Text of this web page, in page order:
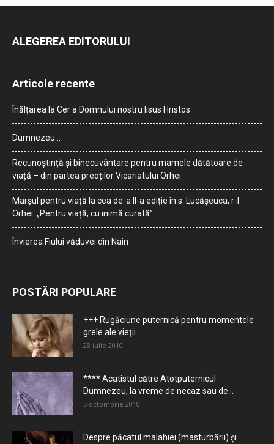
ALEGEREA EDITORULUI
Articole recente
Înălțarea la Cer a Domnului nostru Iisus Hristos
Dumnezeu…
Recunoștință și binecuvântare pentru mamele dătătoare de
viață – din partea preoților Vicariatului Orhei
Marșul pentru viață la cea de-a II-a ediție în s. Lucășeuca, r-l
Orhei: „Pentru viață, cu inimă curată”
Învierea Fiului văduvei din Nain
POSTĂRI POPULARE
+++ Rugăciune puternică pentru momentele
grele ale vieţii
28 iulie 2010
**** Acatistul către Atotputernicul
Dumnezeu, la vreme de necaz sau de...
5 octombrie 2010
Despre păcatul malahiei (masturbării) şi